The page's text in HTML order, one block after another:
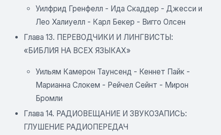
Уилфрид Гренфелл - Ида Скаддер - Джесси и
Лео Халиуелл - Карл Бекер - Вигго Олсен
Глава 13. ПЕРЕВОДЧИКИ И ЛИНГВИСТЫ:
«БИБЛИЯ НА ВСЕХ ЯЗЫКАХ»
Уильям Камерон Таунсенд - Кеннет Пайк -
Марианна Слокем - Рейчел Сейнт - Мирон
Бромли
Глава 14. РАДИОВЕЩАНИЕ И ЗВУКОЗАПИСЬ:
ГЛУШЕНИЕ РАДИОПЕРЕДАЧ